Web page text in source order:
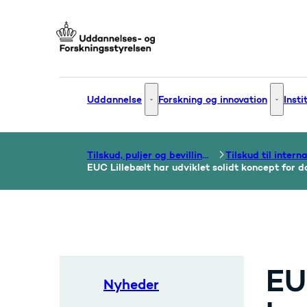
Uddannelse Uddannelse - Flere links
Forskning og innovation
Tilskud, puljer og bevillinger
EUC Lillebælt har udviklet solidt koncept for
Nyheder